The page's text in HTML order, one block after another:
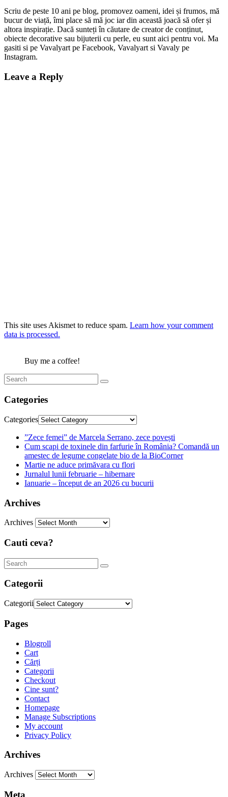
Scriu de peste 10 ani pe blog, promovez oameni, idei și frumos, mă
bucur de viață, îmi place să mă joc iar din această joacă să ofer și
altora inspirație. Dacă sunteți în căutare de creator de conținut,
obiecte decorative sau bijuterii cu perle, eu sunt aici pentru voi. Ma
gasiti si pe Vavalyart pe Facebook, Vavalyart si Vavaly pe
Instagram.
Leave a Reply
This site uses Akismet to reduce spam. Learn how your comment
data is processed.
Buy me a coffee!
Categories
Categories
”Zece femei” de Marcela Serrano, zece povești
Cum scapi de toxinele din farfurie în România? Comandă un
amestec de legume congelate bio de la BioCorner
Martie ne aduce primăvara cu flori
Jurnalul lunii februarie – hibernare
Ianuarie – început de an 2026 cu bucurii
Archives
Archives
Cauti ceva?
Categorii
Categorii
Pages
Blogroll
Cart
Cărți
Categorii
Checkout
Cine sunt?
Contact
Homepage
Manage Subscriptions
My account
Privacy Policy
Archives
Archives
Meta